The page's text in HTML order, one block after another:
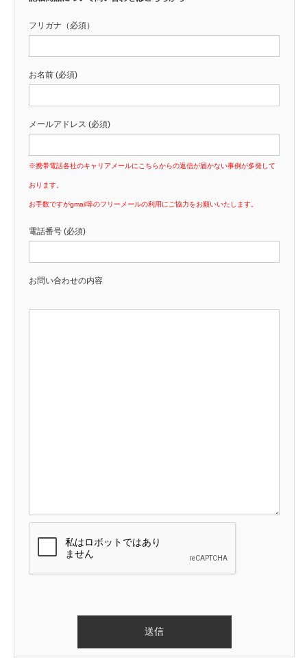
フリガナ（必須）
お名前 (必須)
メールアドレス (必須)
※携帯電話各社のキャリアメールにこちらからの返信が届かない事例が多発して
おります。
お手数ですがgmail等のフリーメールの利用にご協力をお願いいたします。
電話番号 (必須)
お問い合わせの内容